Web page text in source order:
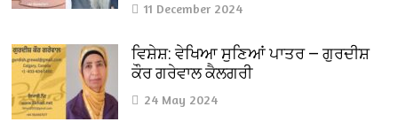
11 December 2024
ਵਿਸ਼ੇਸ਼: ਵੇਖਿਆ ਸੁਣਿਆਂ ਪਾਤਰ — ਗੁਰਦੀਸ਼
ਕੌਰ ਗਰੇਵਾਲ ਕੈਲਗਰੀ
24 May 2024